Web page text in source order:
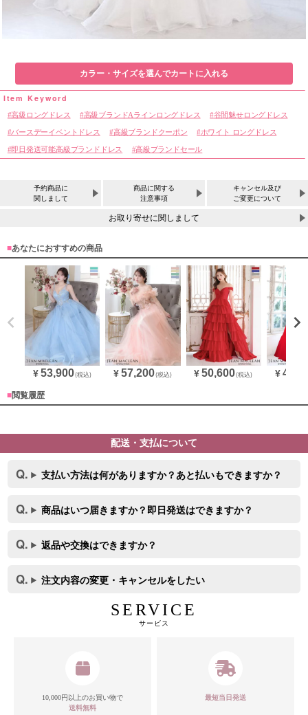
カラー・サイズを選んでカートに入れる
高級ロングドレス 高級ブランドAラインロングドレス 谷間魅せロングドレス
バースデーイベントドレス 高級ブランドクーポン
ホワイト ロングドレス
即日発送可能高級ブランドドレス
高級ブランドセール
予約商品に
関しまして
商品に関する
注意事項
キャンセル及び
ご変更について
お取り寄せに関しまして
■あなたにおすすめの商品
¥53,900(税込) ¥57,200(税込) ¥ 50,600(税込) ¥
■閲覧履歴
配送・支払について
支払い方法は何がありますか？あと払いもできますか？
商品はいつ届きますか？即日発送はできますか？
返品や交換はできますか？
注文内容の変更・キャンセルをしたい
SERVICE
サービス
10,000円以上のお買い物で
送料無料
最短当日発送